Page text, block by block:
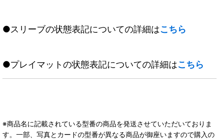
●スリーブの状態表記についての詳細はこちら
●プレイマットの状態表記についての詳細はこちら
※商品名に記載されている型番の商品を発送させていただいておりま
す。一部、写真とカードの型番が異なる商品が御座いますので購入の